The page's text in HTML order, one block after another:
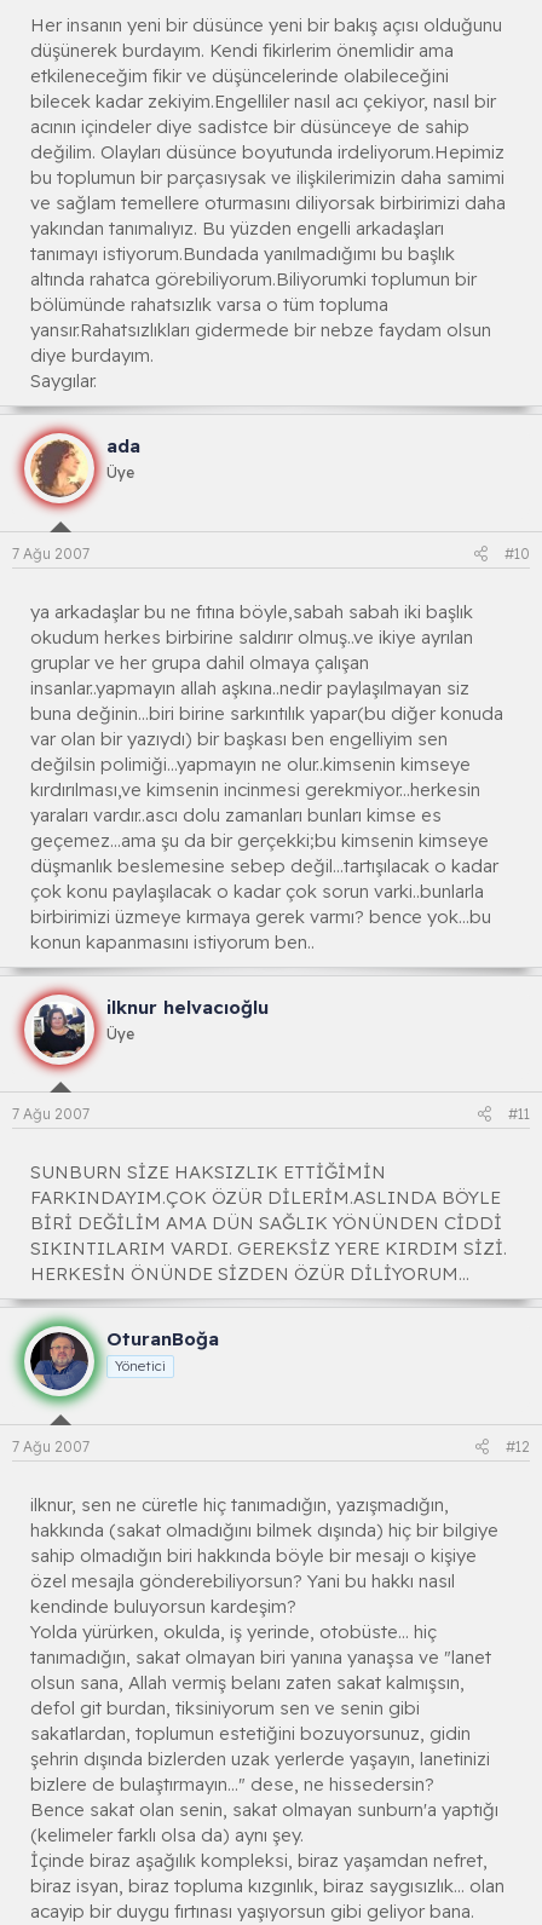
Her insanın yeni bir düsünce yeni bir bakış açısı olduğunu
düşünerek burdayım. Kendi fikirlerim önemlidir ama
etkileneceğim fikir ve düşüncelerinde olabileceğini
bilecek kadar zekiyim.Engelliler nasıl acı çekiyor, nasıl bir
acının içindeler diye sadistce bir düsünceye de sahip
değilim. Olayları düsünce boyutunda irdeliyorum.Hepimiz
bu toplumun bir parçasıysak ve ilişkilerimizin daha samimi
ve sağlam temellere oturmasını diliyorsak birbirimizi daha
yakından tanımalıyız. Bu yüzden engelli arkadaşları
tanımayı istiyorum.Bundada yanılmadığımı bu başlık
altında rahatca görebiliyorum.Biliyorumki toplumun bir
bölümünde rahatsızlık varsa o tüm topluma
yansır.Rahatsızlıkları gidermede bir nebze faydam olsun
diye burdayım.
Saygılar.
ada
Üye
7 Ağu 2007 #10
ya arkadaşlar bu ne fıtına böyle,sabah sabah iki başlık
okudum herkes birbirine saldırır olmuş..ve ikiye ayrılan
gruplar ve her grupa dahil olmaya çalışan
insanlar..yapmayın allah aşkına..nedir paylaşılmayan siz
buna değinin...biri birine sarkıntılık yapar(bu diğer konuda
var olan bir yazıydı) bir başkası ben engelliyim sen
değilsin polimiği...yapmayın ne olur..kimsenin kimseye
kırdırılması,ve kimsenin incinmesi gerekmiyor...herkesin
yaraları vardır..ascı dolu zamanları bunları kimse es
geçemez...ama şu da bir gerçekki;bu kimsenin kimseye
düşmanlık beslemesine sebep değil...tartışılacak o kadar
çok konu paylaşılacak o kadar çok sorun varki..bunlarla
birbirimizi üzmeye kırmaya gerek varmı? bence yok...bu
konun kapanmasını istiyorum ben..
ilknur helvacıoğlu
Üye
7 Ağu 2007 #11
SUNBURN SİZE HAKSIZLIK ETTİĞİMİN
FARKINDAYIM.ÇOK ÖZÜR DİLERİM.ASLINDA BÖYLE
BİRİ DEĞİLİM AMA DÜN SAĞLIK YÖNÜNDEN CİDDİ
SIKINTILARIM VARDI. GEREKSİZ YERE KIRDIM SİZİ.
HERKESİN ÖNÜNDE SİZDEN ÖZÜR DİLİYORUM...
OturanBoğa
Yönetici
7 Ağu 2007 #12
ilknur, sen ne cüretle hiç tanımadığın, yazışmadığın,
hakkında (sakat olmadığını bilmek dışında) hiç bir bilgiye
sahip olmadığın biri hakkında böyle bir mesajı o kişiye
özel mesajla gönderebiliyorsun? Yani bu hakkı nasıl
kendinde buluyorsun kardeşim?
Yolda yürürken, okulda, iş yerinde, otobüste... hiç
tanımadığın, sakat olmayan biri yanına yanaşsa ve "lanet
olsun sana, Allah vermiş belanı zaten sakat kalmışsın,
defol git burdan, tiksiniyorum sen ve senin gibi
sakatlardan, toplumun estetiğini bozuyorsunuz, gidin
şehrin dışında bizlerden uzak yerlerde yaşayın, lanetinizi
bizlere de bulaştırmayın..." dese, ne hissedersin?
Bence sakat olan senin, sakat olmayan sunburn'a yaptığı
(kelimeler farklı olsa da) aynı şey.
İçinde biraz aşağılık kompleksi, biraz yaşamdan nefret,
biraz isyan, biraz topluma kızgınlık, biraz saygısızlık... olan
acayip bir duygu fırtınası yaşıyorsun gibi geliyor bana.